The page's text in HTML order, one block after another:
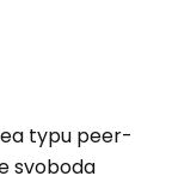
typu peer-
svoboda